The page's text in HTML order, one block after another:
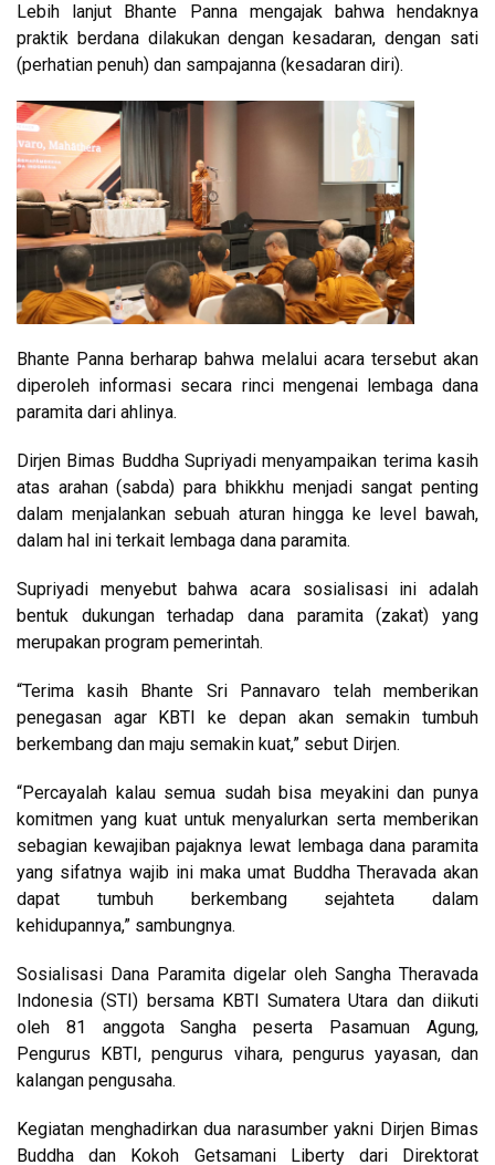
Lebih lanjut Bhante Panna mengajak bahwa hendaknya
praktik berdana dilakukan dengan kesadaran, dengan sati
(perhatian penuh) dan sampajanna (kesadaran diri).
Bhante Panna berharap bahwa melalui acara tersebut akan
diperoleh informasi secara rinci mengenai lembaga dana
paramita dari ahlinya.
Dirjen Bimas Buddha Supriyadi menyampaikan terima kasih
atas arahan (sabda) para bhikkhu menjadi sangat penting
dalam menjalankan sebuah aturan hingga ke level bawah,
dalam hal ini terkait lembaga dana paramita.
Supriyadi menyebut bahwa acara sosialisasi ini adalah
bentuk dukungan terhadap dana paramita (zakat) yang
merupakan program pemerintah.
“Terima kasih Bhante Sri Pannavaro telah memberikan
penegasan agar KBTI ke depan akan semakin tumbuh
berkembang dan maju semakin kuat,” sebut Dirjen.
“Percayalah kalau semua sudah bisa meyakini dan punya
komitmen yang kuat untuk menyalurkan serta memberikan
sebagian kewajiban pajaknya lewat lembaga dana paramita
yang sifatnya wajib ini maka umat Buddha Theravada akan
dapat tumbuh berkembang sejahteta dalam
kehidupannya,” sambungnya.
Sosialisasi Dana Paramita digelar oleh Sangha Theravada
Indonesia (STI) bersama KBTI Sumatera Utara dan diikuti
oleh 81 anggota Sangha peserta Pasamuan Agung,
Pengurus KBTI, pengurus vihara, pengurus yayasan, dan
kalangan pengusaha.
Kegiatan menghadirkan dua narasumber yakni Dirjen Bimas
Buddha dan Kokoh Getsamani Liberty dari Direktorat